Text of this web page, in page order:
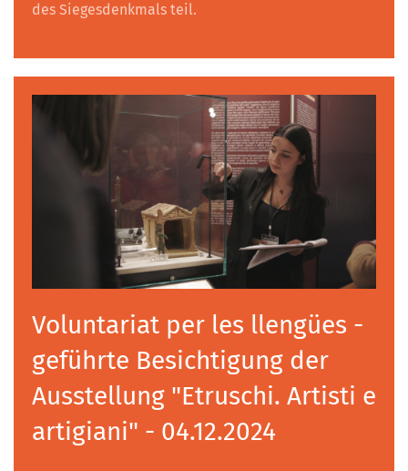
des Siegesdenkmals teil.
Voluntariat per les llengües -
geführte Besichtigung der
Ausstellung "Etruschi. Artisti e
artigiani" - 04.12.2024